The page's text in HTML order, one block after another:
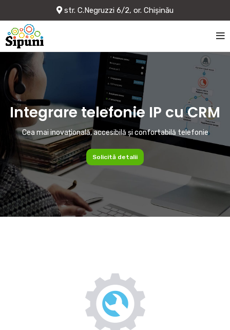
str. C.Negruzzi 6/2, or. Chișinău
Integrare telefonie IP cu CRM
Cea mai inovațională, accesibilă și confortabilă telefonie
Solicită detalii